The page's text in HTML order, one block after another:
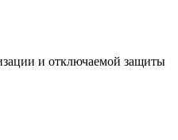
и отключаемой защиты